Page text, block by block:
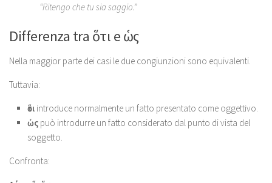
“Ritengo che tu sia saggio.”
Differenza tra ὅτι e ὡς
Nella maggior parte dei casi le due congiunzioni sono equivalenti.
Tuttavia:
ὅτι introduce normalmente un fatto presentato come oggettivo.
ὡς può introdurre un fatto considerato dal punto di vista del
soggetto.
Confronta: